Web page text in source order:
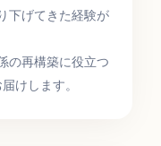
下げてきた経験が
の再構築に役立つ
けします。